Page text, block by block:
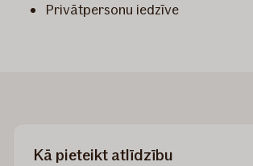
Privātpersonu iedzīve
Kā pieteikt atlīdzību